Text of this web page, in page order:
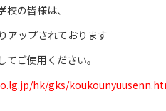
の皆様は、
アップされております
ご使用ください。
hk/gks/